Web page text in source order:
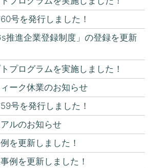
号を発行しました！
推進企業登録制度」の登録を更新
プログラムを実施しました！
ーク休業のお知らせ
号を発行しました！
ルのお知らせ
を更新しました！
例を更新しました！